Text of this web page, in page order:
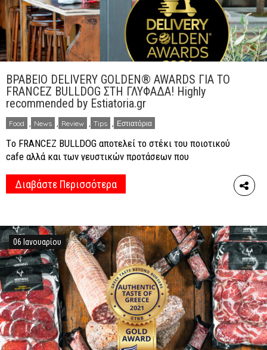
ΒΡΑΒΕΙΟ DELIVERY GOLDEN® AWARDS ΓΙΑ ΤΟ
FRANCEZ BULLDOG ΣΤΗ ΓΛΥΦΑΔΑ! Highly
recommended by Estiatoria.gr
Food , News , Review , Tips , Εστιατόρια
Τo FRANCEZ BULLDOG αποτελεί το στέκι του ποιοτικού
cafe αλλά και των γευστικών προτάσεων που
πολυσύχναστο κέντρο της Γλυφάδας! Ροφήματα και
ποικιλίες cafe ανώτερης ποιότητας όπως και
γεγονός ότι η ποιότητα και η […]
Διαβάστε Περισσότερα
06 Ιανουαρίου